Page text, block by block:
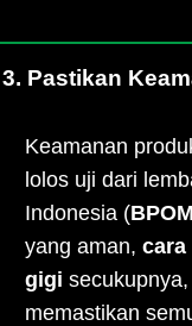
3. Pastikan
Keamanan
lolos uji dari
Indonesia (
yang aman, cara
gigi
memastikan